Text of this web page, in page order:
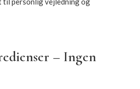
– Ingen